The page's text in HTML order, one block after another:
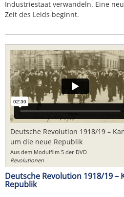
Industriestaat verwandeln. Eine
Zeit des Leids beginnt.
Deutsche Revolution 1918/19 –
um die neue Republik
Aus dem Modulfilm 5 der DVD
Revolutionen
Deutsche Revolution 1918/19 –
Republik